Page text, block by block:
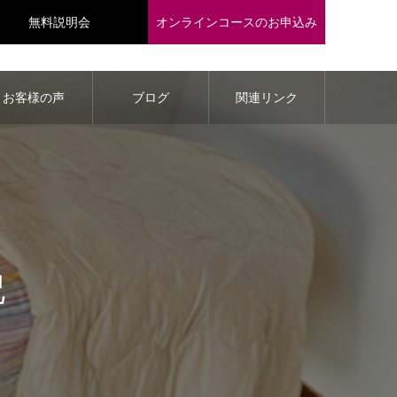
無料説明会 オンラインコースのお申込み
お客様の声 ブログ 関連リンク